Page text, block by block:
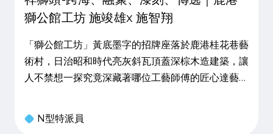
獅公館工坊 施竣雄x 施智翔
「獅公館工坊」黃底墨字的招牌座落於鹿港桂花巷藝
術村，日治昭和時代亮灰斜瓦頂蓋深棕木造建築，讓
人不禁想一探究竟深藏著哪位工藝師傅的匠心達藝?
晾乾的一層層彩繪獅頭，開朗燦笑的親兒傳人施智
N型特派員